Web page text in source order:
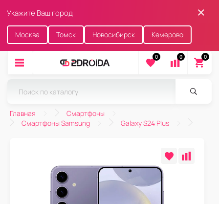
Укажите Ваш город
Москва Томск Новосибирск Кемерово
0 0 0
Главная
Смартфоны
Смартфоны Samsung
Galaxy S24 Plus